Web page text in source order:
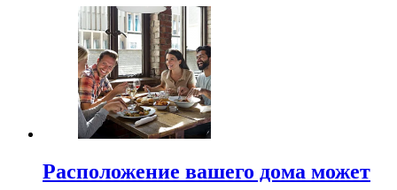
Расположение вашего дома может